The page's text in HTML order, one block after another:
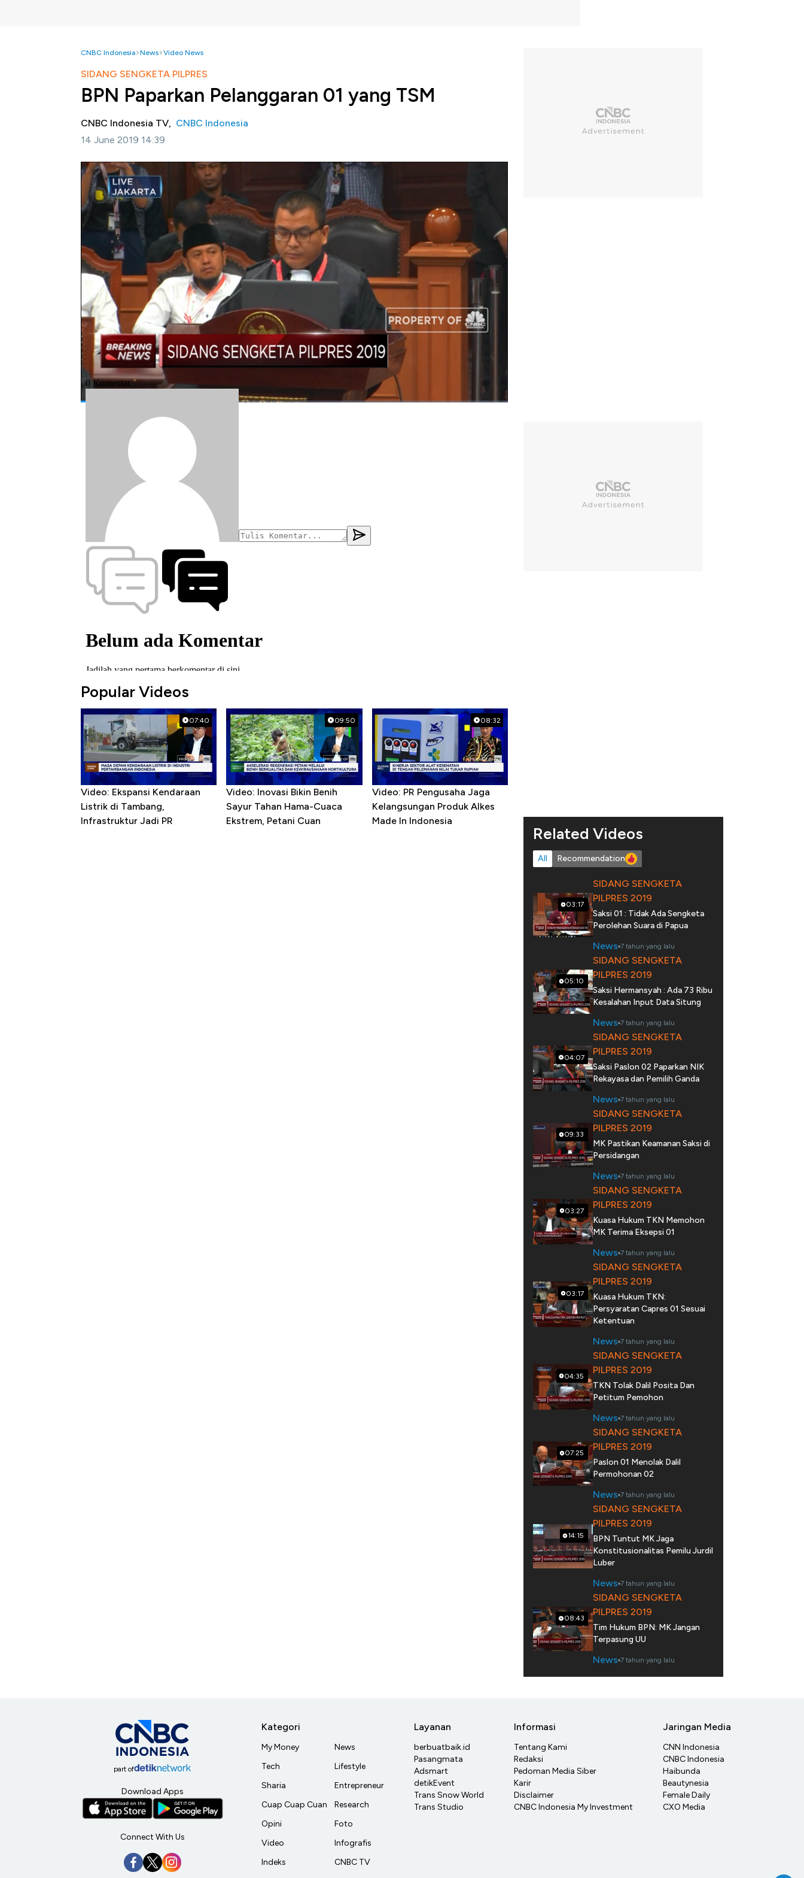
CNBC Indonesia News Video News
SIDANG SENGKETA PILPRES
BPN Paparkan Pelanggaran 01 yang TSM
CNBC Indonesia TV, CNBC Indonesia
14 June 2019 14:39
Jakarta, CNBC Indonesia-Mahkamah Konstitusi (MK) hari ini (14/6) menggelar sidang perdana
sengketa Pilpres 2019 dengan agenda pemeriksaan pendahuluan dari pemohon. Tim kuasa BPN
nomer urut 02, Denny Indrayana menyampaikan materi gugatan yang berisi pelanggaran yang
dilakukan oleh paslon 01 yang terstruktur, sistematis, dan massif.
Selengkapnya saksikan breaking news sidang sengketa pilpres 2019 dalam Squawk Box, CNBC
Indonesia (Jum'at, 14/6/2019)
Bagikan:
#sengketa pilpres #mk #pemilu #denny indrayana
Popular Videos
07:40
Video: Ekspansi Kendaraan
Listrik di Tambang,
Infrastruktur Jadi PR
09:50
Video: Inovasi Bikin Benih
Sayur Tahan Hama-Cuaca
Ekstrem, Petani Cuan
08:32
Video: PR Pengusaha Jaga
Kelangsungan Produk Alkes
Made In Indonesia
Related Videos
All Recommendation
03:17
SIDANG SENGKETA
PILPRES 2019
Saksi 01 : Tidak Ada Sengketa
Perolehan Suara di Papua
News 7 tahun yang lalu
05:10
SIDANG SENGKETA
PILPRES 2019
Saksi Hermansyah : Ada 73 Ribu
Kesalahan Input Data Situng
News 7 tahun yang lalu
04:07
SIDANG SENGKETA
PILPRES 2019
Saksi Paslon 02 Paparkan NIK
Rekayasa dan Pemilih Ganda
News 7 tahun yang lalu
09:33
SIDANG SENGKETA
PILPRES 2019
MK Pastikan Keamanan Saksi di
Persidangan
News 7 tahun yang lalu
03:27
SIDANG SENGKETA
PILPRES 2019
Kuasa Hukum TKN Memohon
MK Terima Eksepsi 01
News 7 tahun yang lalu
03:17
SIDANG SENGKETA
PILPRES 2019
Kuasa Hukum TKN:
Persyaratan Capres 01 Sesuai
Ketentuan
News 7 tahun yang lalu
04:35
SIDANG SENGKETA
PILPRES 2019
TKN Tolak Dalil Posita Dan
Petitum Pemohon
News 7 tahun yang lalu
07:25
SIDANG SENGKETA
PILPRES 2019
Paslon 01 Menolak Dalil
Permohonan 02
News 7 tahun yang lalu
14:15
SIDANG SENGKETA
PILPRES 2019
BPN Tuntut MK Jaga
Konstitusionalitas Pemilu Jurdil
Luber
News 7 tahun yang lalu
08:43
SIDANG SENGKETA
PILPRES 2019
Tim Hukum BPN: MK Jangan
Terpasung UU
News 7 tahun yang lalu
part of
Download Apps
Connect With Us
Kategori
My Money
Tech
Sharia
Cuap Cuap Cuan
Opini
Video
Indeks
News
Lifestyle
Entrepreneur
Research
Foto
Infografis
CNBC TV
Layanan
berbuatbaik.id
Pasangmata
Adsmart
detikEvent
Trans Snow World
Trans Studio
Informasi
Tentang Kami
Redaksi
Pedoman Media Siber
Karir
Disclaimer
CNBC Indonesia My Investment
Jaringan Media
CNN Indonesia
CNBC Indonesia
Haibunda
Beautynesia
Female Daily
CXO Media